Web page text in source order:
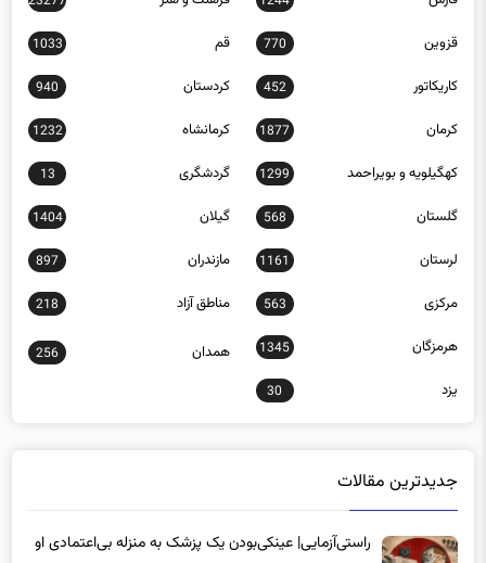
قزوین 770 قم 1033
کاریکاتور 452 کردستان 940
کرمان 1877 کرمانشاه 1232
کهگیلویه و بویراحمد 1299 گردشگری 13
گلستان 568 گیلان 1404
لرستان 1161 مازندران 897
مرکزی 563 مناطق آزاد 218
هرمزگان 1345 همدان 256
یزد 30
جدیدترین مقالات
راستی‌آزمایی| عینکی‌بودن یک پزشک به منزله بی‌اعتمادی او